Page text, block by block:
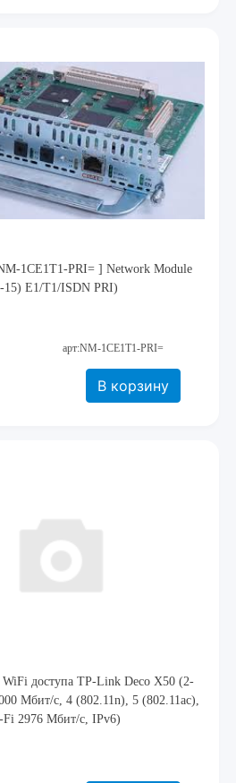
1CE1T1-PRI= ] Network Module
E1/T1/ISDN PRI)
арт:NM-1CE1T1-PRI=
В корзину
доступа TP-Link Deco X50 (2-
Мбит/с, 4 (802.11n), 5 (802.11ac),
Fi 2976 Мбит/с, IPv6)